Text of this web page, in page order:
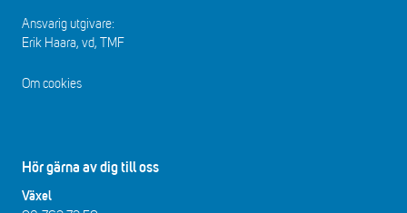
Ansvarig utgivare:
Erik Haara, vd, TMF
Om cookies
Hör gärna av dig till oss
Växel